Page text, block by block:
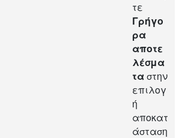
τε
Γρήγο
ρα
αποτε
λέσμα
ταστην
επιλογ
ή
αποκατ
άσταση